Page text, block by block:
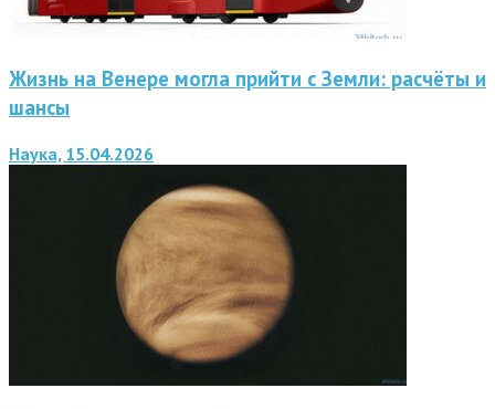
Жизнь на Венере могла прийти с Земли: расчёты и
шансы
Наука, 15.04.2026